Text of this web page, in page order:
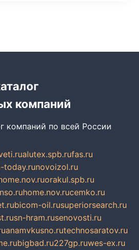
компаний
компаний по всей России
alutex.spb.rufas.ru
today.runovoizol.ru
orakul.spb.ru
home.nov.rucemko.ru
bicom-oil.rusuperiorsearch.ru
sn-hram.rusenovosti.ru
anamvkusno.rutechnosaratov.ru
bigbad.ru227gp.ruwes-ex.ru